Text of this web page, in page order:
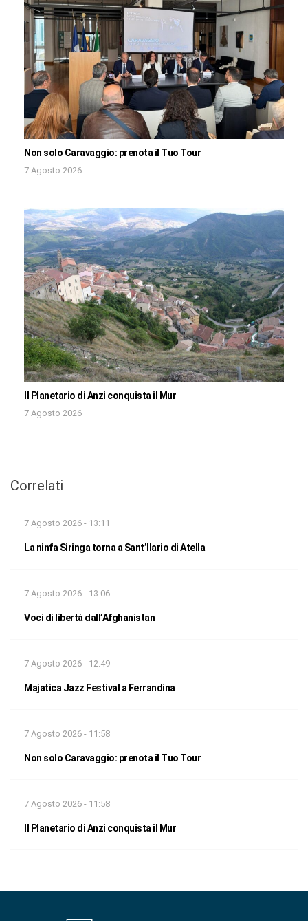
Non solo Caravaggio: prenota il Tuo Tour
7 Agosto 2026
Il Planetario di Anzi conquista il Mur
7 Agosto 2026
Correlati
7 Agosto 2026 - 13:11
La ninfa Siringa torna a Sant’Ilario di Atella
7 Agosto 2026 - 13:06
Voci di libertà dall’Afghanistan
7 Agosto 2026 - 12:49
Majatica Jazz Festival a Ferrandina
7 Agosto 2026 - 11:58
Non solo Caravaggio: prenota il Tuo Tour
7 Agosto 2026 - 11:58
Il Planetario di Anzi conquista il Mur